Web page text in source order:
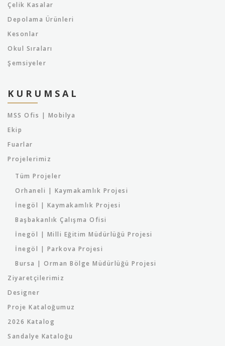
Çelik Kasalar
Depolama Ürünleri
Kesonlar
Okul Sıraları
Şemsiyeler
KURUMSAL
MSS Ofis | Mobilya
Ekip
Fuarlar
Projelerimiz
Tüm Projeler
Orhaneli | Kaymakamlık Projesi
İnegöl | Kaymakamlık Projesi
Başbakanlık Çalışma Ofisi
İnegöl | Milli Eğitim Müdürlüğü Projesi
İnegöl | Parkova Projesi
Bursa | Orman Bölge Müdürlüğü Projesi
Ziyaretçilerimiz
Designer
Proje Kataloğumuz
2026 Katalog
Sandalye Kataloğu